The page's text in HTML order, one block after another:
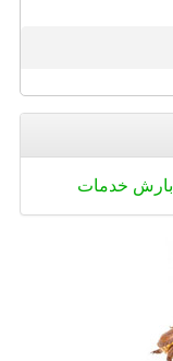
بارش خدمات